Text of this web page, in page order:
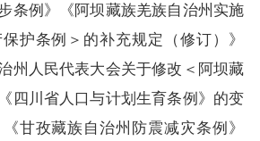
条例》《阿坝藏族羌族自治州实施
护条例＞的补充规定（修订）》
州人民代表大会关于修改＜阿坝藏
四川省人口与计划生育条例》的变
甘孜藏族自治州防震减灾条例》